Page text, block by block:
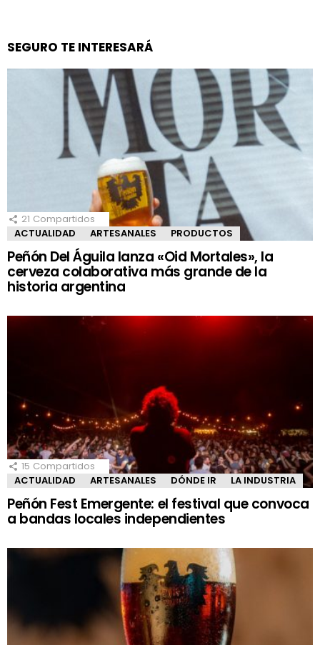
SEGURO TE INTERESARÁ
21 Compartidos
ACTUALIDAD
ARTESANALES PRODUCTOS
Peñón Del Águila lanza «Oid Mortales», la
cerveza colaborativa más grande de la
historia argentina
15 Compartidos
ACTUALIDAD
ARTESANALES DÓNDE IR LA INDUSTRIA
Peñón Fest Emergente: el festival que convoca
a bandas locales independientes